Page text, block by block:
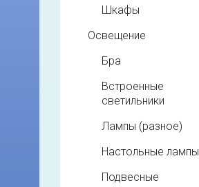
Шкафы
Освещение
Бра
Встроенные
светильники
Лампы (разное)
Настольные лампы
Подвесные